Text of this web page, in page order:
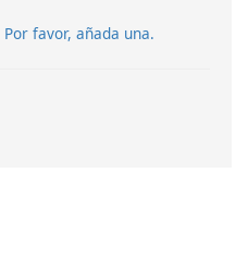
Por favor, añada una.